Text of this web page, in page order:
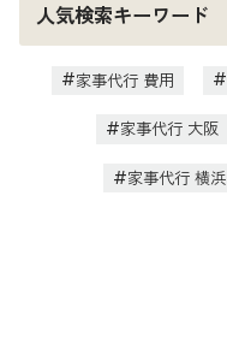
人気検索キーワード
家事代行 費用
家事代行 大阪
家事代行 横浜